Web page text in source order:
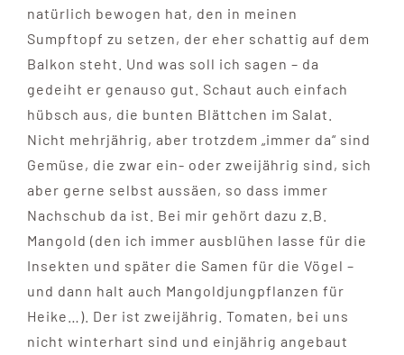
natürlich bewogen hat, den in meinen
Sumpftopf zu setzen, der eher schattig auf dem
Balkon steht. Und was soll ich sagen – da
gedeiht er genauso gut. Schaut auch einfach
hübsch aus, die bunten Blättchen im Salat.
Nicht mehrjährig, aber trotzdem „immer da“ sind
Gemüse, die zwar ein- oder zweijährig sind, sich
aber gerne selbst aussäen, so dass immer
Nachschub da ist. Bei mir gehört dazu z.B.
Mangold (den ich immer ausblühen lasse für die
Insekten und später die Samen für die Vögel –
und dann halt auch Mangoldjungpflanzen für
Heike…). Der ist zweijährig. Tomaten, bei uns
nicht winterhart sind und einjährig angebaut